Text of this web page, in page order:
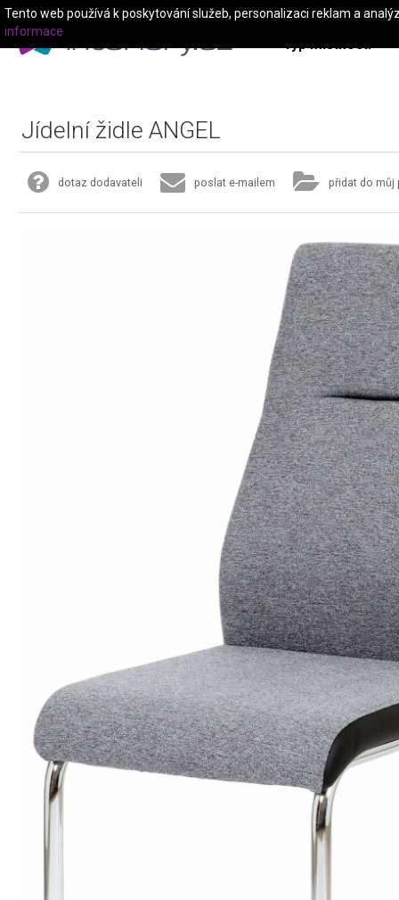
Typ místnosti
Jídelní židle ANGEL
dotaz dodavateli poslat e-mailem přidat do můj
Tento web používá k poskytování služeb, personalizaci reklam a
informace